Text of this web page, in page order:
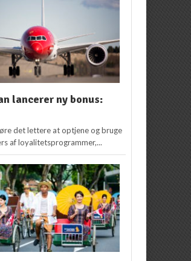
lancerer ny bonus:
det lettere at optjene og bruge
af loyalitetsprogrammer,...